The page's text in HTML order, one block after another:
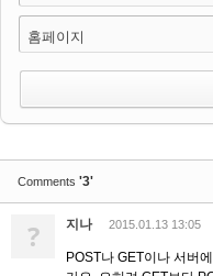
홈페이지
Comments '3'
? 지나 2015.01.13 13:05
POST나 GET이나 서버